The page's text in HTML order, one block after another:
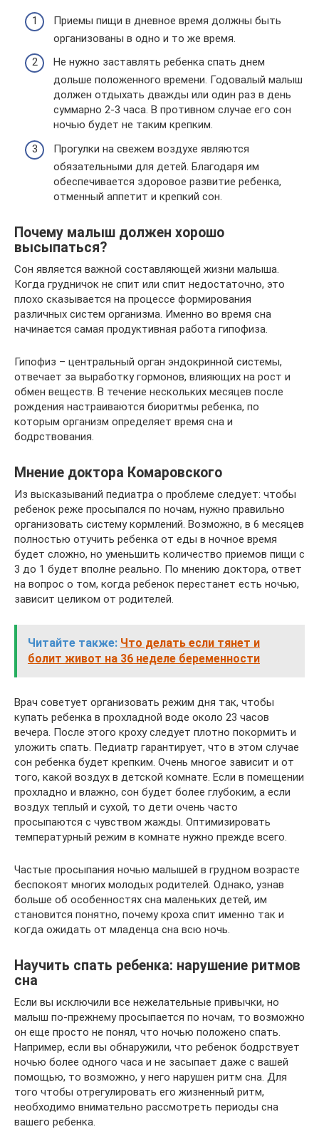
Приемы пищи в дневное время должны быть
организованы в одно и то же время.
Не нужно заставлять ребенка спать днем
дольше положенного времени. Годовалый малыш
должен отдыхать дважды или один раз в день
суммарно 2-3 часа. В противном случае его сон
ночью будет не таким крепким.
Прогулки на свежем воздухе являются
обязательными для детей. Благодаря им
обеспечивается здоровое развитие ребенка,
отменный аппетит и крепкий сон.
Почему малыш должен хорошо
высыпаться?
Сон является важной составляющей жизни малыша.
Когда грудничок не спит или спит недостаточно, это
плохо сказывается на процессе формирования
различных систем организма. Именно во время сна
начинается самая продуктивная работа гипофиза.
Гипофиз – центральный орган эндокринной системы,
отвечает за выработку гормонов, влияющих на рост и
обмен веществ. В течение нескольких месяцев после
рождения настраиваются биоритмы ребенка, по
которым организм определяет время сна и
бодрствования.
Мнение доктора Комаровского
Из высказываний педиатра о проблеме следует: чтобы
ребенок реже просыпался по ночам, нужно правильно
организовать систему кормлений. Возможно, в 6 месяцев
полностью отучить ребенка от еды в ночное время
будет сложно, но уменьшить количество приемов пищи с
3 до 1 будет вполне реально. По мнению доктора, ответ
на вопрос о том, когда ребенок перестанет есть ночью,
зависит целиком от родителей.
Читайте также: Что делать если тянет и
болит живот на 36 неделе беременности
Врач советует организовать режим дня так, чтобы
купать ребенка в прохладной воде около 23 часов
вечера. После этого кроху следует плотно покормить и
уложить спать. Педиатр гарантирует, что в этом случае
сон ребенка будет крепким. Очень многое зависит и от
того, какой воздух в детской комнате. Если в помещении
прохладно и влажно, сон будет более глубоким, а если
воздух теплый и сухой, то дети очень часто
просыпаются с чувством жажды. Оптимизировать
температурный режим в комнате нужно прежде всего.
Частые просыпания ночью малышей в грудном возрасте
беспокоят многих молодых родителей. Однако, узнав
больше об особенностях сна маленьких детей, им
становится понятно, почему кроха спит именно так и
когда ожидать от младенца сна всю ночь.
Научить спать ребенка: нарушение ритмов
сна
Если вы исключили все нежелательные привычки, но
малыш по-прежнему просыпается по ночам, то возможно
он еще просто не понял, что ночью положено спать.
Например, если вы обнаружили, что ребенок бодрствует
ночью более одного часа и не засыпает даже с вашей
помощью, то возможно, у него нарушен ритм сна. Для
того чтобы отрегулировать его жизненный ритм,
необходимо внимательно рассмотреть периоды сна
вашего ребенка.